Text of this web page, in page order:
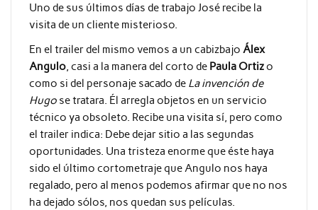
Uno de sus últimos días de trabajo José recibe la
visita de un cliente misterioso.
En el trailer del mismo vemos a un cabizbajo Álex
Angulo, casi a la manera del corto de Paula Ortizo
como si del personaje sacado deLa invención de
Hugose tratara. Él arregla objetos en un servicio
técnico ya obsoleto. Recibe una visita sí, pero como
el trailer indica: Debe dejar sitio a las segundas
oportunidades. Una tristeza enorme que éste haya
sido el último cortometraje que Angulo nos haya
regalado, pero al menos podemos afirmar que no nos
ha dejado sólos, nos quedan sus películas.